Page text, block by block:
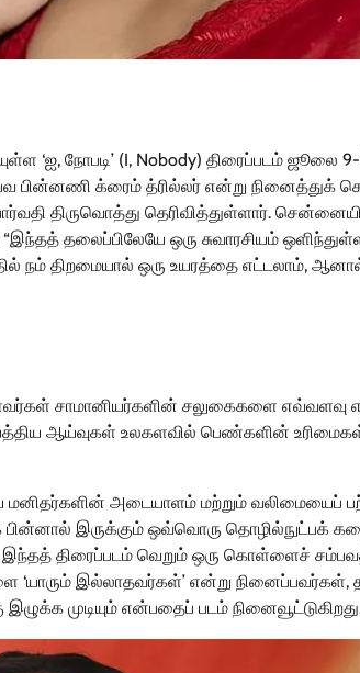
‘ஐ, நோபடி’ (I, Nobody) திரைப்படம்
க்ரைம் த்ரில்லர் என்று நினைத்துக்
திருவொத்து தெரிவித்துள்ளார்.
தலைப்பிலேயே ஒரு சுவாரசியம்
நம் திறமையால் ஒரு உயரத்தை எட்டலாம்,
சாமானியர்களின் சலுகைகளை எவ்வளவு
ஆய்வுகள் உலகளவில் பெண்களின் உரிமைகள்
அடையாளம் மற்றும் வலிமையைப் பற்றி
பின்னால் இருக்கும் ஒவ்வொரு தொழில்நுட்பக்
இந்தத் திரைப்படம் வெறும் ஒரு கொள்ளைச்
‘யாரும் இல்லாதவர்கள்’ என்று
முடியும் என்பதைப் படம்